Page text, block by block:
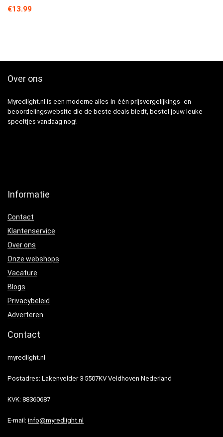
€13.99
Over ons
Myredlight.nl is een moderne alles-in-één prijsvergelijkings- en
beoordelingswebsite die de beste deals biedt, bestel jouw leuke
speeltjes vandaag nog!
Informatie
Contact
Klantenservice
Over ons
Onze webshops
Vacature
Blogs
Privacybeleid
Adverteren
Contact
myredlight.nl
Postadres: Lakenvelder 3 5507KV Veldhoven Nederland
KVK: 88360687
E-mail: info@myredlight.nl